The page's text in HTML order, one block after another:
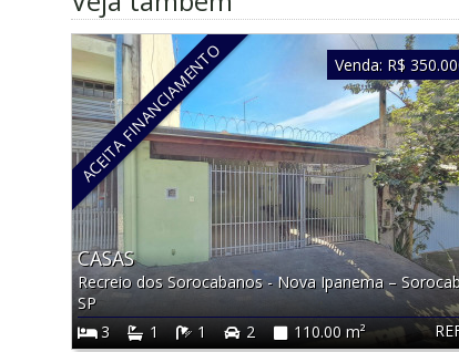
ACEITA FINANCIAMENTO
CASAS
Recreio dos Sorocabanos - Nova Ipanema –
SP
3
1 1 2 110.00 m²
Venda: R$